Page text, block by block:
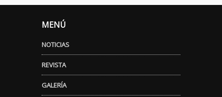
MENÚ
NOTICIAS
REVISTA
GALERÍA